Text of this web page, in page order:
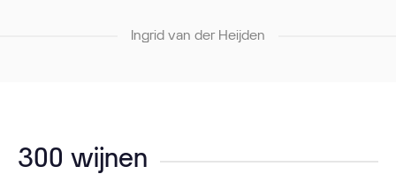
Ingrid van der Heijden
300 wijnen